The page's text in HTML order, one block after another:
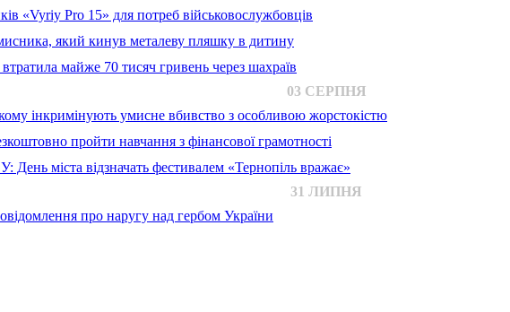
«Vyriy Pro 15» для потреб військовослужбовців
який кинув металеву пляшку в дитину
майже 70 тисяч гривень через шахраїв
03 СЕРПНЯ
інкримінують умисне вбивство з особливою жорстокістю
пройти навчання з фінансової грамотності
міста відзначать фестивалем «Тернопіль вражає»
31 ЛИПНЯ
про наругу над гербом України